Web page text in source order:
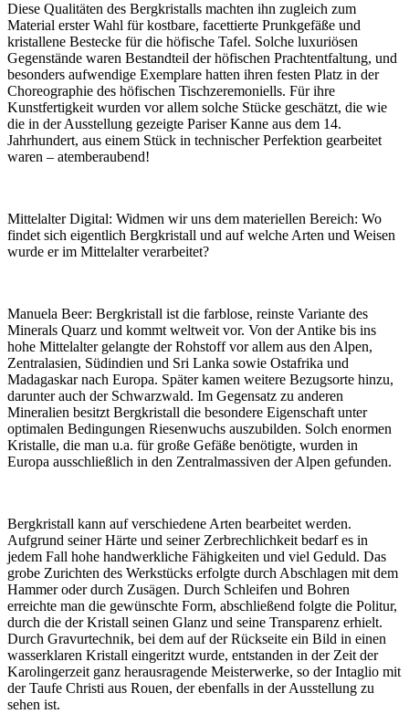
Diese Qualitäten des Bergkristalls machten ihn zugleich zum
Material erster Wahl für kostbare, facettierte Prunkgefäße und
kristallene Bestecke für die höfische Tafel. Solche luxuriösen
Gegenstände waren Bestandteil der höfischen Prachtentfaltung, und
besonders aufwendige Exemplare hatten ihren festen Platz in der
Choreographie des höfischen Tischzeremoniells. Für ihre
Kunstfertigkeit wurden vor allem solche Stücke geschätzt, die wie
die in der Ausstellung gezeigte Pariser Kanne aus dem 14.
Jahrhundert, aus einem Stück in technischer Perfektion gearbeitet
waren – atemberaubend!
Mittelalter Digital: Widmen wir uns dem materiellen Bereich: Wo
findet sich eigentlich Bergkristall und auf welche Arten und Weisen
wurde er im Mittelalter verarbeitet?
Manuela Beer: Bergkristall ist die farblose, reinste Variante des
Minerals Quarz und kommt weltweit vor. Von der Antike bis ins
hohe Mittelalter gelangte der Rohstoff vor allem aus den Alpen,
Zentralasien, Südindien und Sri Lanka sowie Ostafrika und
Madagaskar nach Europa. Später kamen weitere Bezugsorte hinzu,
darunter auch der Schwarzwald. Im Gegensatz zu anderen
Mineralien besitzt Bergkristall die besondere Eigenschaft unter
optimalen Bedingungen Riesenwuchs auszubilden. Solch enormen
Kristalle, die man u.a. für große Gefäße benötigte, wurden in
Europa ausschließlich in den Zentralmassiven der Alpen gefunden.
Bergkristall kann auf verschiedene Arten bearbeitet werden.
Aufgrund seiner Härte und seiner Zerbrechlichkeit bedarf es in
jedem Fall hohe handwerkliche Fähigkeiten und viel Geduld. Das
grobe Zurichten des Werkstücks erfolgte durch Abschlagen mit dem
Hammer oder durch Zusägen. Durch Schleifen und Bohren
erreichte man die gewünschte Form, abschließend folgte die Politur,
durch die der Kristall seinen Glanz und seine Transparenz erhielt.
Durch Gravurtechnik, bei dem auf der Rückseite ein Bild in einen
wasserklaren Kristall eingeritzt wurde, entstanden in der Zeit der
Karolingerzeit ganz herausragende Meisterwerke, so der Intaglio mit
der Taufe Christi aus Rouen, der ebenfalls in der Ausstellung zu
sehen ist.